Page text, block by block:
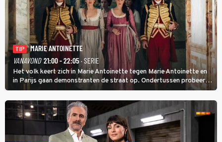
TIP
MARIE ANTOINETTE
VANAVOND 21:00 - 22:05· SERIE
Het volk keert zich in Marie Antoinette tegen Marie Antoinette en
in Parijs gaan demonstranten de straat op. Ondertussen probeert
Marie Antoinette landgoed Saint-Cloud te kopen. Ze wil daar haar
kinderen veilig laten opgroeien.